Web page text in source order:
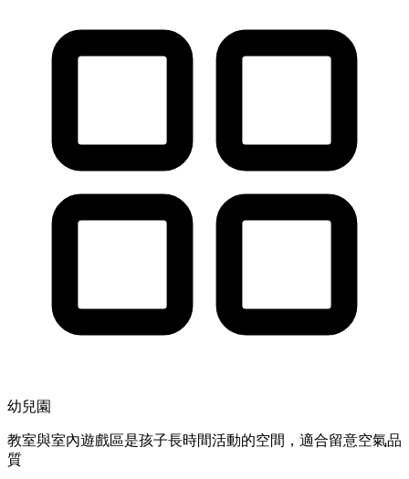
幼兒園
教室與室內遊戲區是孩子長時間活動的空間，適合留意空氣品
質